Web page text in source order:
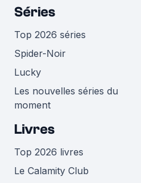
Séries
Top 2026 séries
Spider-Noir
Lucky
Les nouvelles séries du
moment
Livres
Top 2026 livres
Le Calamity Club